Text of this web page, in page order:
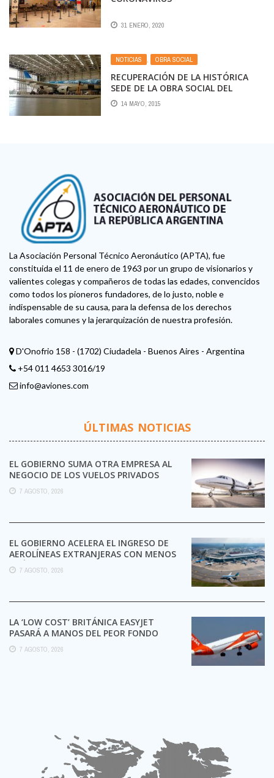
31 ENERO, 2020
NOTICIAS , OBRA SOCIAL
RECUPERACIÓN DE LA HISTÓRICA
SEDE DE LA OBRA SOCIAL DEL
PERSONAL TÉCNICO AERONÁUTICO
EN EZEIZA
14 MAYO, 2015
La Asociación Personal Técnico Aeronáutico (APTA), fue
constituida el 11 de enero de 1963 por un grupo de visionarios y
valientes colegas y compañeros de todas las edades, convencidos
como todos los pioneros fundadores, de lo justo, noble e
indispensable de su causa, para la defensa de los derechos
laborales comunes y la jerarquización de nuestra profesión.
D'Onofrio 158 - (1702) Ciudadela - Buenos Aires - Argentina
+54 011 4653 3016/19
info@aviones.com
ÚLTIMAS NOTICIAS
EL GOBIERNO SUMA OTRA EMPRESA AL
NEGOCIO DE LOS VUELOS PRIVADOS
7 AGOSTO, 2026
EL GOBIERNO ACELERA EL INGRESO DE
AEROLÍNEAS EXTRANJERAS CON MENOS
TRÁMITES
7 AGOSTO, 2026
LA ‘LOW COST’ BRITÁNICA EASYJET
PASARÁ A MANOS DEL PEOR FONDO
POSIBLE:
7 AGOSTO, 2026